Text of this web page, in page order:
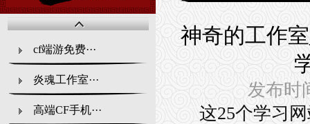
cf端游免费···
炎魂工作室···
高端CF手机···
神奇的工作
发布时
这25个学习